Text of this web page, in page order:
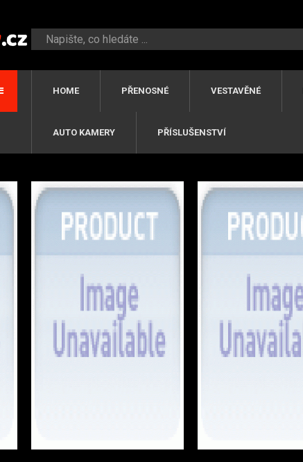
HOME PŘENOSNÉ VESTAVĚNÉ
AUTO KAMERY PŘÍSLUŠENSTVÍ